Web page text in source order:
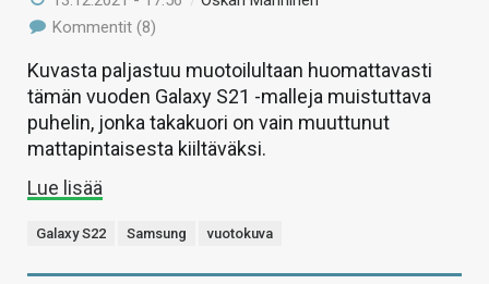
Kommentit (8)
Kuvasta paljastuu muotoilultaan huomattavasti
tämän vuoden Galaxy S21 -malleja muistuttava
puhelin, jonka takakuori on vain muuttunut
mattapintaisesta kiiltäväksi.
Lue lisää
Galaxy S22 Samsung vuotokuva